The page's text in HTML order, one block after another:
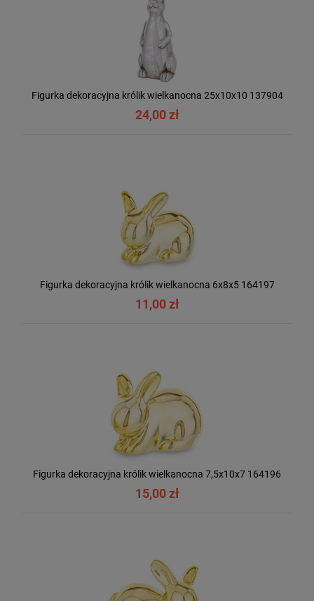
Figurka dekoracyjna królik wielkanocna 25x10x10 137904
24,00 zł
Figurka dekoracyjna królik wielkanocna 6x8x5 164197
11,00 zł
Figurka dekoracyjna królik wielkanocna 7,5x10x7 164196
15,00 zł